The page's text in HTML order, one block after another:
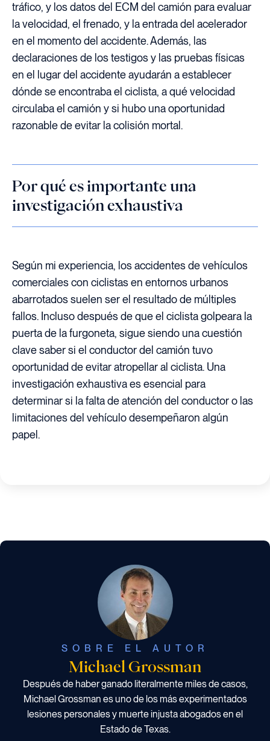
tráfico, y los datos del ECM del camión para evaluar
la velocidad, el frenado, y la entrada del acelerador
en el momento del accidente. Además, las
declaraciones de los testigos y las pruebas físicas
en el lugar del accidente ayudarán a establecer
dónde se encontraba el ciclista, a qué velocidad
circulaba el camión y si hubo una oportunidad
razonable de evitar la colisión mortal.
Por qué es importante una
investigación exhaustiva
Según mi experiencia, los accidentes de vehículos
comerciales con ciclistas en entornos urbanos
abarrotados suelen ser el resultado de múltiples
fallos. Incluso después de que el ciclista golpeara la
puerta de la furgoneta, sigue siendo una cuestión
clave saber si el conductor del camión tuvo
oportunidad de evitar atropellar al ciclista. Una
investigación exhaustiva es esencial para
determinar si la falta de atención del conductor o las
limitaciones del vehículo desempeñaron algún
papel.
SOBRE EL AUTOR
Michael Grossman
Después de haber ganado literalmente miles de casos,
Michael Grossman es uno de los más experimentados
lesiones personales y muerte injusta abogados en el
Estado de Texas.